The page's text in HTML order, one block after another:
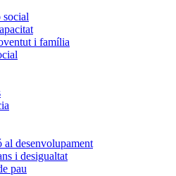
social
i família
al desenvolupament
i desigualtat
pau